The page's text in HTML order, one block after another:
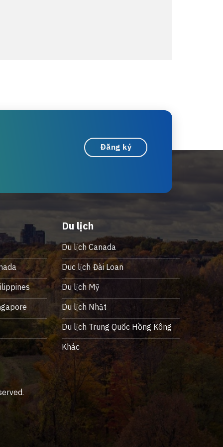
Đăng ký
Du lịch
Du lịch Canada
Duc lịch Đài Loan
Du lịch Mỹ
Du lịch Nhật
Du lịch Trung Quốc Hồng Kông
Khác